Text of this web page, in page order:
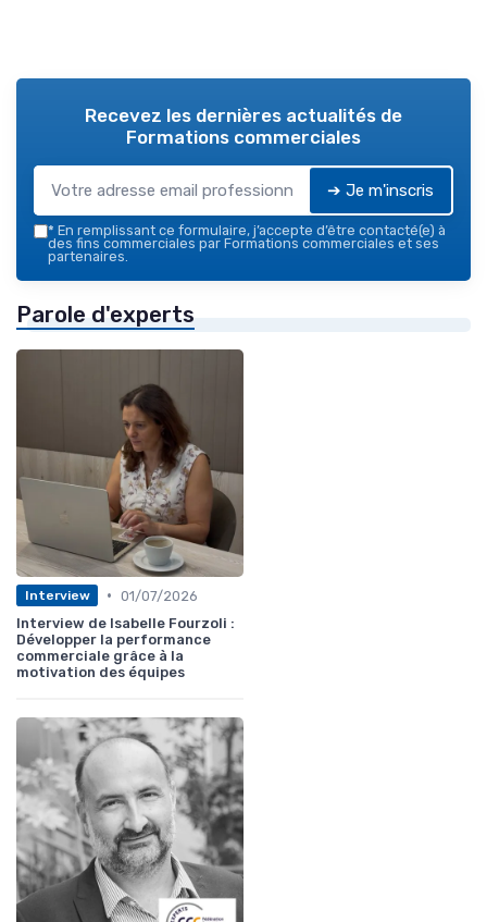
Recevez les dernières actualités de
Formations commerciales
➔ Je m'inscris
* En remplissant ce formulaire, j’accepte d’être contacté(e) à
des fins commerciales par Formations commerciales et ses
partenaires.
Parole d'experts
Interview • 01/07/2026
Interview de Isabelle Fourzoli :
Développer la performance
commerciale grâce à la
motivation des équipes